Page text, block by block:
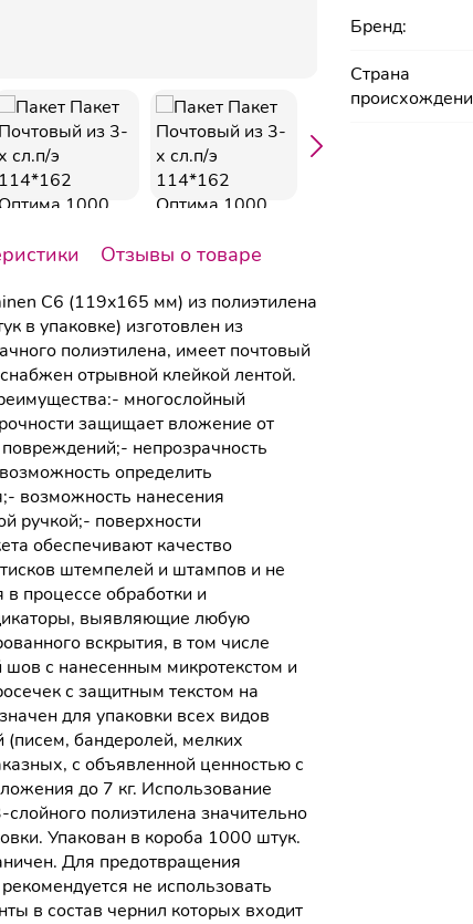
Бренд:
Страна
Отзывы о товаре
С6 (119x165 мм) из полиэтилена
в упаковке) изготовлен из
полиэтилена, имеет почтовый
отрывной клейкой лентой.
многослойный
защищает вложение от
непрозрачность
определить
возможность нанесения
ручкой;- поверхности
обеспечивают качество
штемпелей и штампов и не
в процессе обработки и
выявляющие любую
вскрытия, в том числе
с нанесенным микротекстом и
с защитным текстом на
для упаковки всех видов
(писем, бандеролей, мелких
с объявленной ценностью с
до 7 кг. Использование
полиэтилена значительно
Упакован в короба 1000 штук.
Для предотвращения
не использовать
в состав чернил которых входит